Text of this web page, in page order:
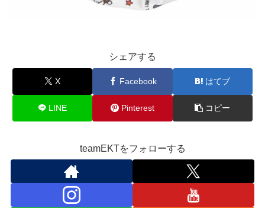
シェアする
X Facebook はてブ
LINE Pinterest コピー
teamEKTをフォローする